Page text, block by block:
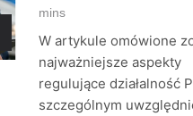
mins
W artykule omówione
najważniejsze aspekty
regulujące działalność
szczególnym